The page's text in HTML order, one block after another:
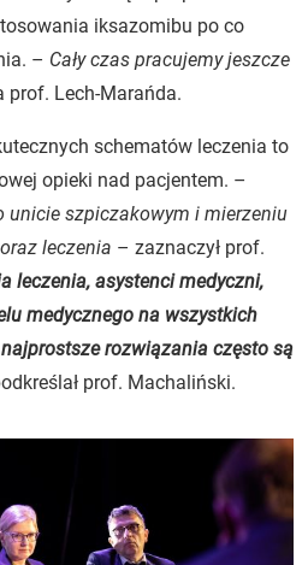
iksazomibu po co
– Cały czas pracujemy jeszcze
prof. Lech-Marańda.
schematów leczenia to
opieki nad pacjentem. –
unicie szpiczakowym i mierzeniu
leczenia – zaznaczył prof.
leczenia, asystenci medyczni,
medycznego na wszystkich
rozwiązania często są
prof. Machaliński.